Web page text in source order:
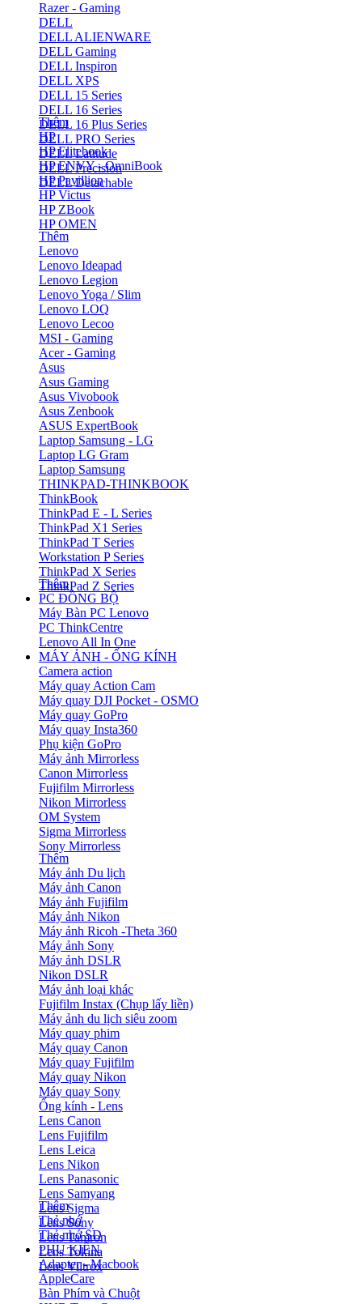
Razer - Gaming
DELL
DELL ALIENWARE
DELL Gaming
DELL Inspiron
DELL XPS
DELL 15 Series
DELL 16 Series
DELL 16 Plus Series
DELL PRO Series
DELL Latitude
DELL Precision
DELL Detachable
Thêm
HP
HP Elitebook
HP ENVY - OmniBook
HP Pavillion
HP Victus
HP ZBook
HP OMEN
Thêm
Lenovo
Lenovo Ideapad
Lenovo Legion
Lenovo Yoga / Slim
Lenovo LOQ
Lenovo Lecoo
MSI - Gaming
Acer - Gaming
Asus
Asus Gaming
Asus Vivobook
Asus Zenbook
ASUS ExpertBook
Laptop Samsung - LG
Laptop LG Gram
Laptop Samsung
THINKPAD-THINKBOOK
ThinkBook
ThinkPad E - L Series
ThinkPad X1 Series
ThinkPad T Series
Workstation P Series
ThinkPad X Series
ThinkPad Z Series
Thêm
PC ĐỒNG BỘ
Máy Bàn PC Lenovo
PC ThinkCentre
Lenovo All In One
MÁY ẢNH - ỐNG KÍNH
Camera action
Máy quay Action Cam
Máy quay DJI Pocket - OSMO
Máy quay GoPro
Máy quay Insta360
Phụ kiện GoPro
Máy ảnh Mirrorless
Canon Mirrorless
Fujifilm Mirrorless
Nikon Mirrorless
OM System
Sigma Mirrorless
Sony Mirrorless
Thêm
Máy ảnh Du lịch
Máy ảnh Canon
Máy ảnh Fujifilm
Máy ảnh Nikon
Máy ảnh Ricoh -Theta 360
Máy ảnh Sony
Máy ảnh DSLR
Nikon DSLR
Máy ảnh loại khác
Fujifilm Instax (Chụp lấy liền)
Máy ảnh du lịch siêu zoom
Máy quay phim
Máy quay Canon
Máy quay Fujifilm
Máy quay Nikon
Máy quay Sony
Ống kính - Lens
Lens Canon
Lens Fujifilm
Lens Leica
Lens Nikon
Lens Panasonic
Lens Samyang
Lens Sigma
Lens Sony
Lens Tamron
Lens Tokina
Lens Viltrox
Thêm
Thẻ nhớ
Thẻ nhớ SD
PHỤ KIỆN
Adapter - Macbook
AppleCare
Bàn Phím và Chuột